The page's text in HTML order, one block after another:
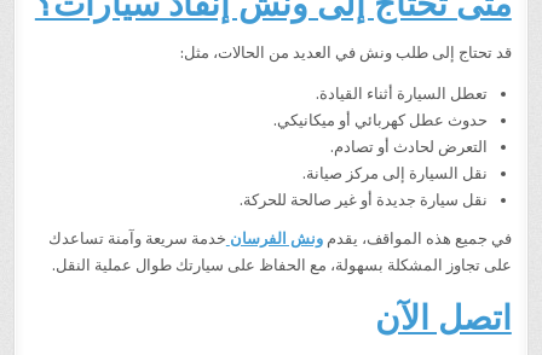
قد تحتاج إلى طلب ونش في العديد من الحالات، مثل:
تعطل السيارة أثناء القيادة.
حدوث عطل كهربائي أو ميكانيكي.
التعرض لحادث أو تصادم.
نقل السيارة إلى مركز صيانة.
نقل سيارة جديدة أو غير صالحة للحركة.
في جميع هذه المواقف، يقدمونش الفرسان خدمة سريعة وآمنة تساعدك
على تجاوز المشكلة بسهولة، مع الحفاظ على سيارتك طوال عملية النقل.
اتصل الآن